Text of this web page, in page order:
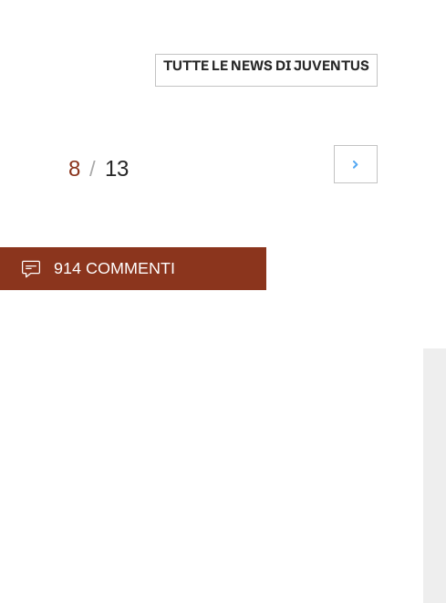
TUTTE LE NEWS DIJUVENTUS
8 / 13
914 COMMENTI